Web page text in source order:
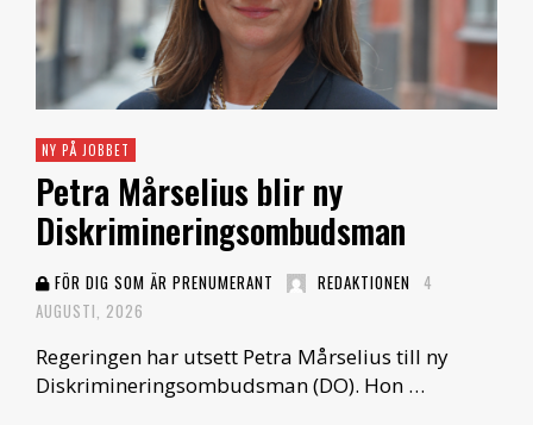
NY PÅ JOBBET
Petra Mårselius blir ny
Diskrimineringsombudsman
FÖR DIG SOM ÄR PRENUMERANT REDAKTIONEN
4
AUGUSTI, 2026
Regeringen har utsett Petra Mårselius till ny
Diskrimineringsombudsman (DO). Hon …